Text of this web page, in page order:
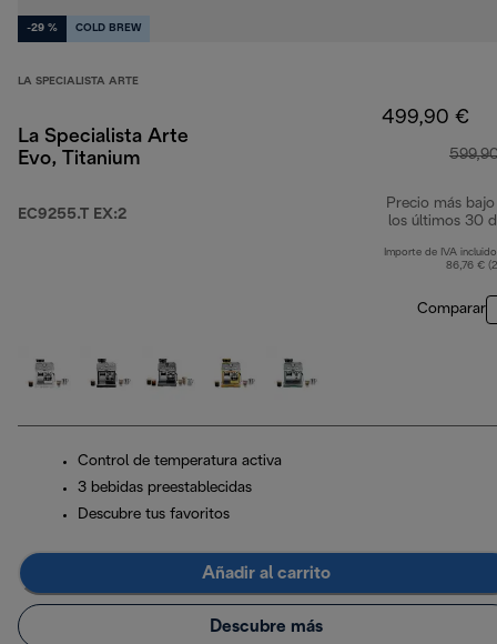
-29 % COLD BREW
LA SPECIALISTA ARTE
La Specialista Arte
Evo, Titanium
EC9255.T EX:2
499,90 €
Precio más bajo
los últimos 30
Importe de IVA
86,76 €
Comparar
Control de temperatura activa
3 bebidas preestablecidas
Descubre tus favoritos
Añadir al carrito
Descubre más